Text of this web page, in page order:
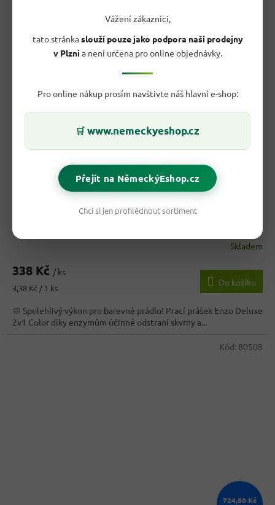
Vážení zákazníci,
tato stránkaslouží pouze jako podpora naší prodejny
v Plznia není určena pro online objednávky.
Pro online nákup prosím navštivte náš hlavní e-shop:
🛒 www.nemeckyeshop.cz
Přejít na NěmeckýEshop.cz
Chci si jen prohlédnout sortiment
Enzo DeLuxe prášek na praní 2in1 Color 100 dávek 7,1 kg
Skladem
338 Kč / ks
Měrná
3,38 Kč / 1 ks
Do košíku
🧼 Spolehlivý výkon pro barevné prádlo! Prací prášek Enzo Deluxe
2v1 Color díky enzymům účinně odstraní skvrny a...
724,80 Kč
Kód: 80508